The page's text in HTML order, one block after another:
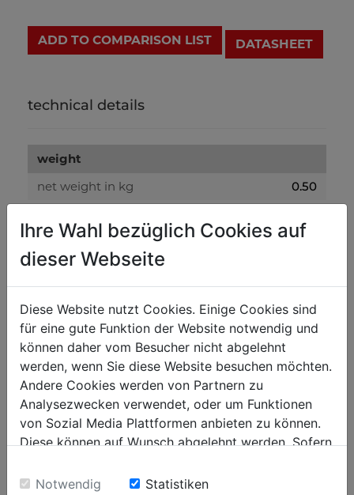
ADD TO COMPARISON LIST DATASHEET
technical details
weight
net weight in kg
0.50
packaging
packaging height in mm
300
packaging width in mm
400
packaging length in mm
general data
EAN code
9120039906713
PU in pieces
5
Ihre Wahl bezüglich Cookies auf
dieser Webseite
Diese Website nutzt Cookies. Einige Cookies sind
für eine gute Funktion der Website notwendig und
können daher vom Besucher nicht abgelehnt
werden, wenn Sie diese Website besuchen möchten.
Andere Cookies werden von Partnern zu
Analysezwecken verwendet, oder um Funktionen
von Sozial Media Plattformen anbieten zu können.
Diese können auf Wunsch abgelehnt werden. Sofern
Einwilligung zu unseren Cookies.
Notwendig Statistiken